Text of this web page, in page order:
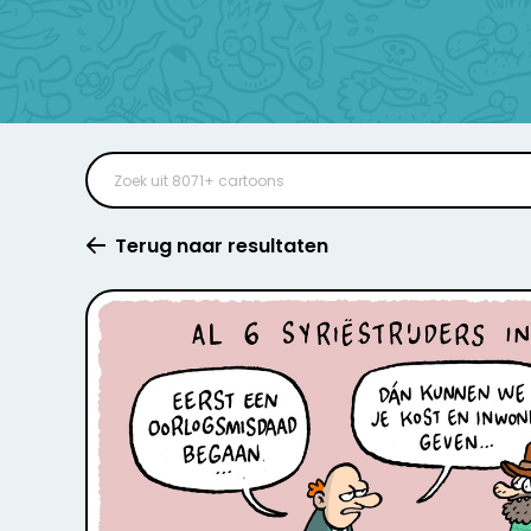
Terug naar resultaten